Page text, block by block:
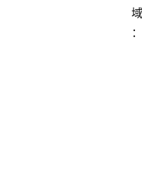
域
：